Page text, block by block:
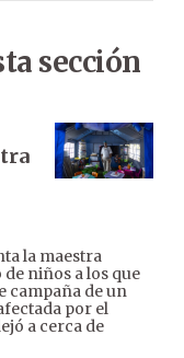
sección
la maestra
niños a los que
campaña de un
por el
a cerca de